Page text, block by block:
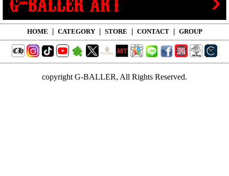
HOME CATEGORY STORE CONTACT GROUP
copyright G-BALLER, All Rights Reserved.